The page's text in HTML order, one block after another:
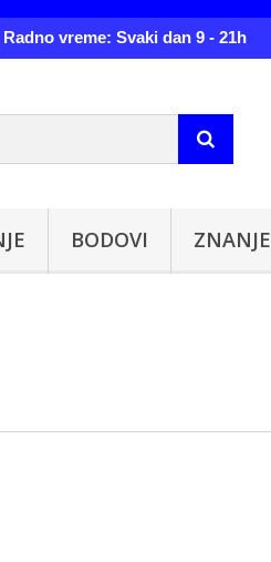
vreme: Svaki dan 9 - 21h
BODOVI ZNANJE